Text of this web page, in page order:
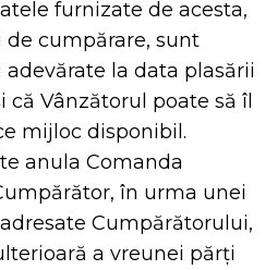
furnizate de acesta,
de cumpărare, sunt
la data plasării
Vânzătorul poate să îl
mijloc disponibil.
anula Comanda
în urma unei
Cumpărătorului,
a vreunei părți